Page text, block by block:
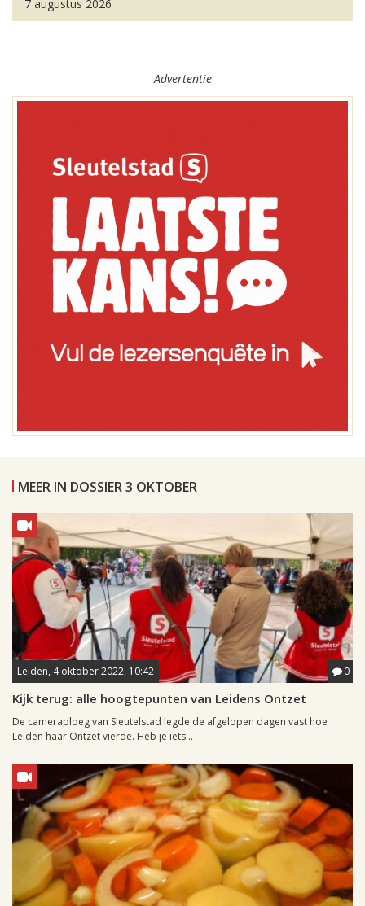
7 augustus 2026
Advertentie
MEER IN DOSSIER 3 OKTOBER
Leiden, 4 oktober 2022, 10:42 0
Kijk terug: alle hoogtepunten van Leidens Ontzet
De cameraploeg van Sleutelstad legde de afgelopen dagen vast hoe
Leiden haar Ontzet vierde. Heb je iets...